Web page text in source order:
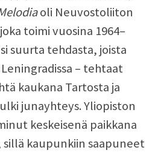
oli Neuvostoliiton
toimi vuosina 1964–
suurta tehdasta, joista
Leningradissa – tehtaat
kaukana Tartosta ja
junayhteys. Yliopiston
keskeisenä paikkana
kaupunkiin saapuneet